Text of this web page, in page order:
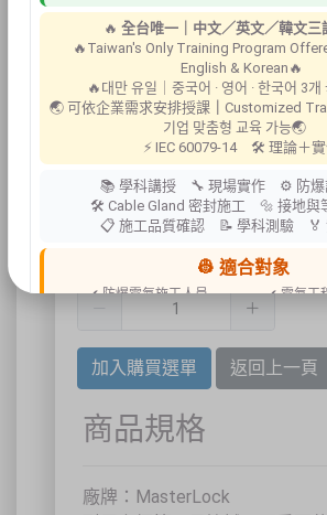
斷能安全鎖具
加入購買選單 返回上一頁
商品規格
廠牌：MasterLock
🔥全台唯一｜中文／英文／韓文三
🔥Taiwan's Only Training Program
English & Korean🔥
🔥대만 유일｜중국어 · 영어 · 한국어 3개
🌏 可依企業需求安排授課
Customized
기업 맞춤형 교육 가능🌏
⚡ IEC 60079-14 🛠 理論＋
📚 學科講授 🔧 現場實作 ⚙ 防爆
🛠 Cable Gland 密封施工 🔩 接地與
📋 施工品質確認 📝 學科測驗 🏅
👷 適合對象
✔ 防爆電氣施工人員
✔ 電氣工
✔ 設備維護人員
📍 上課地點／主辦資訊
40458 臺中市北區中清路一段100號
主辦單位
協辦單位
三左興業股份有限公司